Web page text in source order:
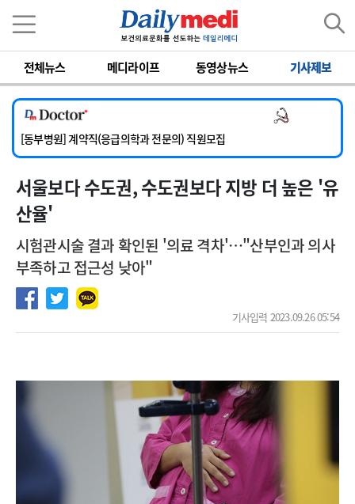
전체뉴스 메디라이프 동영상뉴스 기사제보
[서울아산병원] 2026년 하반기 인턴 모집
[영남대학교의료원] 마취통증의학과 임기제 임상의사 채용
[충남대학교병원] 소아청소년과(소아응급전담) 계약직 의사 공개채용
[동부병원] 계약직(응급의학과 전문의) 직원모집
[이대목동병원] 하반기 전공의(레지던트1년차) 모집
[서울아산병원] 2026년 하반기 인턴 모집
[영남대학교의료원] 마취통증의학과 임기제 임상의사 채용
서울보다 수도권, 수도권보다 지방 더 높은 '유
산율'
시험관시술 결과 확인된 '의료 격차'…"산부인과 의사
부족하고 접근성 낮아"
기사입력 2023.09.26 05:54